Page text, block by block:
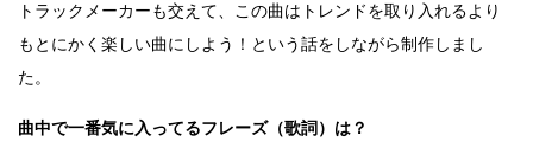
トラックメーカーも交えて、この曲はトレンドを取り入れるより
もとにかく楽しい曲にしよう！という話をしながら制作しまし
た。
曲中で一番気に入ってるフレーズ（歌詞）は？